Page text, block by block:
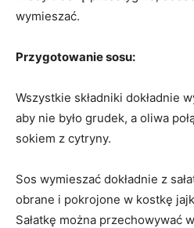
wymieszać.
Przygotowanie sosu:
Wszystkie składniki dokładnie
aby nie było grudek, a oliwa
sokiem z cytryny.
Sos wymieszać dokładnie z
obrane i pokrojone w kostkę
Sałatkę można przechowywać